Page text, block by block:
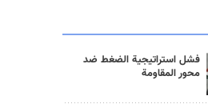
فشل استراتيجية الضغط ضد
محور المقاومة